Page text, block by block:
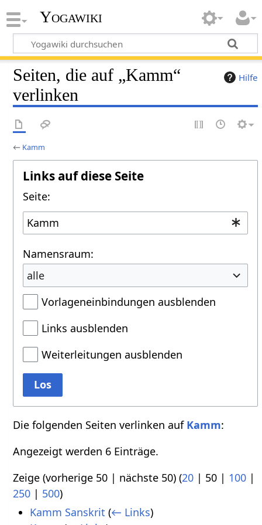
Yogawiki
Hilfe
Seiten, die auf „Kamm“
verlinken
← Kamm
Links auf diese Seite
Seite:
Namensraum:
alle
Vorlageneinbindungen ausblenden
Links ausblenden
Weiterleitungen ausblenden
Los
Die folgenden Seiten verlinken auf Kamm:
Angezeigt werden 6 Einträge.
Zeige (vorherige 50 | nächste 50) (20 | 50 | 100 |
250 | 500)
Kamm Sanskrit (← Links)